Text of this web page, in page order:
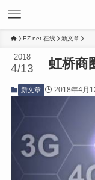
EZ-net 在线 新文章
虹桥商
2018
4/13
新文章 2018年4月